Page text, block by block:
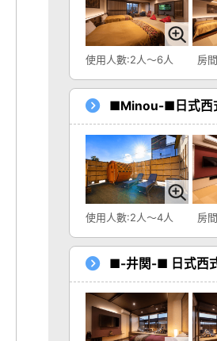
使用人數:2人～6人 房
■Minou-■日式西
使用人數:2人～4人 房
■-井関-■ 日式西